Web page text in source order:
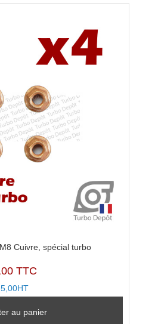
Cuivre, spécial turbo
TTC
5,00HT
au panier